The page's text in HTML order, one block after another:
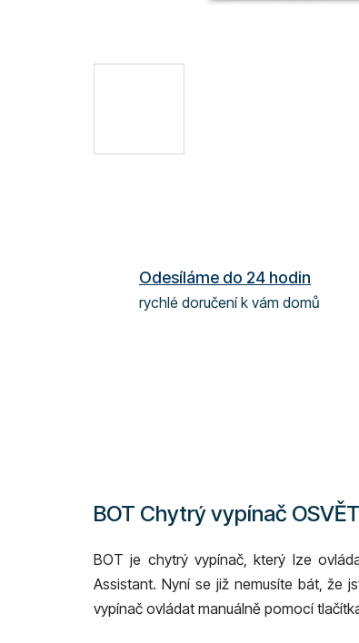
Odesíláme do 24 hodin
rychlé doručení k vám domů
BOT Chytrý vypínač
BOT je chytrý vypínač, který lze
Assistant. Nyní se již nemusíte bát, že
vypínač ovládat manuálně pomocí